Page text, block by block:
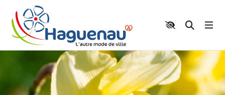
Panneau de gestion des cookies
Aller au contenu principal
Aller au menu
Aller au moteur de recherche
Moteur